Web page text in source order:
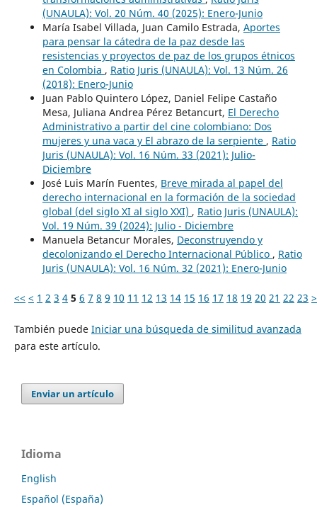
(UNAULA): Vol. 20 Núm. 40 (2025): Enero-Junio
María Isabel Villada, Juan Camilo Estrada, Aportes
para pensar la cátedra de la paz desde las
resistencias y proyectos de paz de los grupos étnicos
en Colombia , Ratio Juris (UNAULA): Vol. 13 Núm. 26
(2018): Enero-Junio
Juan Pablo Quintero López, Daniel Felipe Castaño
Mesa, Juliana Andrea Pérez Betancurt, El Derecho
Administrativo a partir del cine colombiano: Dos
mujeres y una vaca y El abrazo de la serpiente , Ratio
Juris (UNAULA): Vol. 16 Núm. 33 (2021): Julio-
Diciembre
José Luis Marín Fuentes, Breve mirada al papel del
derecho internacional en la formación de la sociedad
global (del siglo XI al siglo XXI) , Ratio Juris (UNAULA):
Vol. 19 Núm. 39 (2024): Julio - Diciembre
Manuela Betancur Morales, Deconstruyendo y
decolonizando el Derecho Internacional Público , Ratio
Juris (UNAULA): Vol. 16 Núm. 32 (2021): Enero-Junio
<< < 1 2 3 4 5 6 7 8 9 10 11 12 13 14 15 16 17 18 19 20 21 22 23 >
También puede Iniciar una búsqueda de similitud avanzada
para este artículo.
Enviar un artículo
Idioma
English
Español (España)